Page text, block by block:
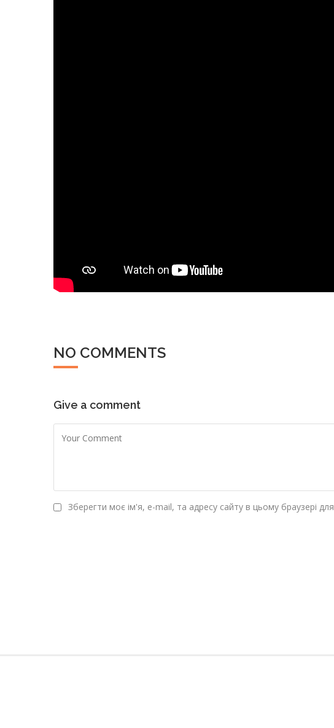
NO COMMENTS
Give a comment
Зберегти моє ім'я, e-mail, та адресу сайту в цьому браузері